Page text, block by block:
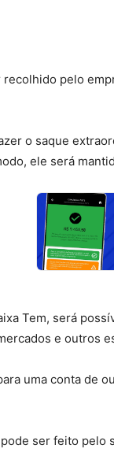
pelo
o saque
ele será
Tem, será
e outros
uma conta de
ser feito pelo